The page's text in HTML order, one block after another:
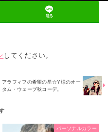
送る
してください。
アラフィフの希望の星☆Y様のオー
タム・ウェーブ秋コーデ。
パーソナルカラー